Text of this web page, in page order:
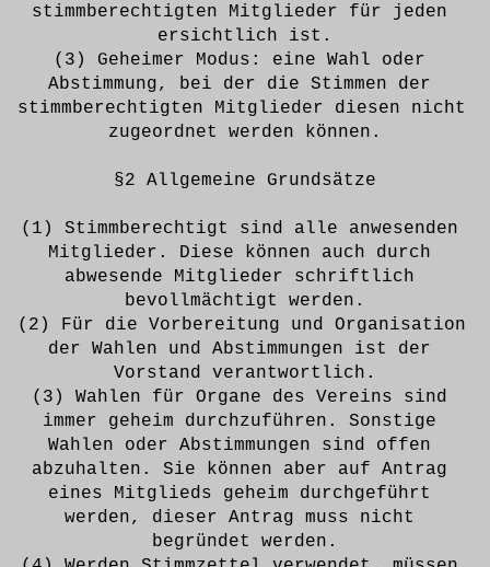
stimmberechtigten Mitglieder für jeden
ersichtlich ist.
(3) Geheimer Modus: eine Wahl oder
Abstimmung, bei der die Stimmen der
stimmberechtigten Mitglieder diesen nicht
zugeordnet werden können.
§2 Allgemeine Grundsätze
(1) Stimmberechtigt sind alle anwesenden
Mitglieder. Diese können auch durch
abwesende Mitglieder schriftlich
bevollmächtigt werden.
(2) Für die Vorbereitung und Organisation
der Wahlen und Abstimmungen ist der
Vorstand verantwortlich.
(3) Wahlen für Organe des Vereins sind
immer geheim durchzuführen. Sonstige
Wahlen oder Abstimmungen sind offen
abzuhalten. Sie können aber auf Antrag
eines Mitglieds geheim durchgeführt
werden, dieser Antrag muss nicht
begründet werden.